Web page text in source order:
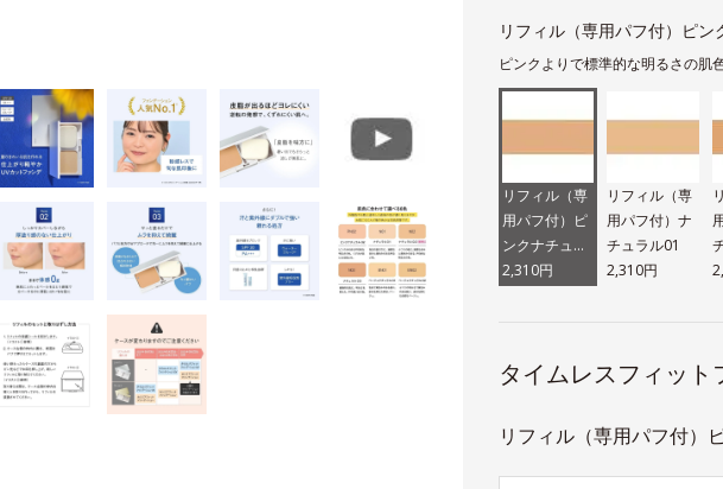
リフィル（専用パフ付）ピン
ピンクよりで標準的な明るさの肌
リフィル（専
用パフ付）ピ
ンクナチュラ
ル02
2,310円
リフィル（専
用パフ付）ナ
チュラル01
2,310円
タイムレスフィッ
リフィル（専用パフ付）